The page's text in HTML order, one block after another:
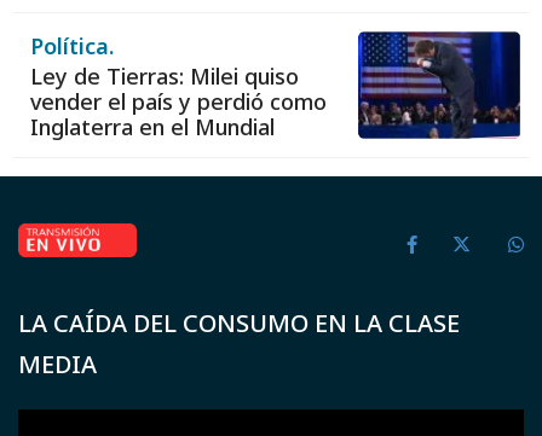
Política.
Ley de Tierras: Milei quiso
vender el país y perdió como
Inglaterra en el Mundial
LA CAÍDA DEL CONSUMO EN LA CLASE
MEDIA